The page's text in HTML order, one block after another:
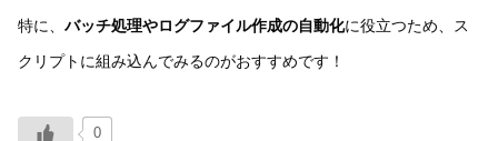
特に、 バッチ処理やログファイル作成の自動化に役立つため、ス
クリプトに組み込んでみるのがおすすめです！
0